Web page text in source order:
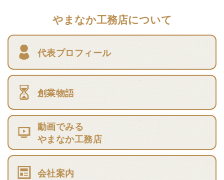
やまなか工務店について
代表プロフィール
創業物語
動画でみる
やまなか工務店
会社案内